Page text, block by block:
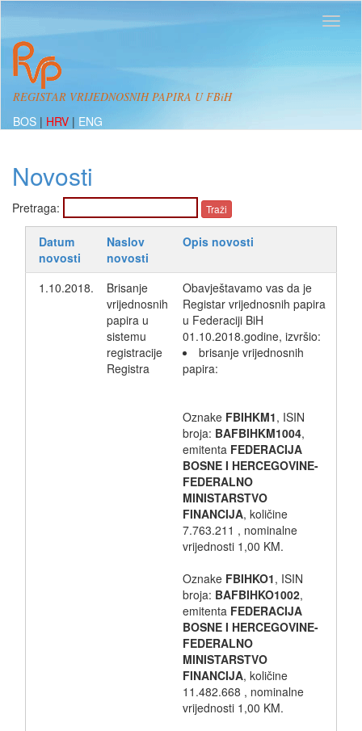
REGISTAR VRIJEDNOSNIH PAPIRA U FBiH
BOS | HRV | ENG
Novosti
Pretraga:
Datum
novosti
Naslov
novosti
Opis novosti
1.10.2018.
Brisanje
vrijednosnih
papira u
sistemu
registracije
Registra
Obavještavamo vas da je
Registar vrijednosnih papira
u Federaciji BiH
01.10.2018.godine, izvršio:
brisanje vrijednosnih
papira:
Oznake FBIHKM1, ISIN
broja: BAFBIHKM1004,
emitenta FEDERACIJA
BOSNE I HERCEGOVINE-
FEDERALNO
MINISTARSTVO
FINANCIJA, količine
7.763.211 , nominalne
vrijednosti 1,00 KM.
Oznake FBIHKO1, ISIN
broja: BAFBIHKO1002,
emitenta FEDERACIJA
BOSNE I HERCEGOVINE-
FEDERALNO
MINISTARSTVO
FINANCIJA, količine
11.482.668 , nominalne
vrijednosti 1,00 KM.